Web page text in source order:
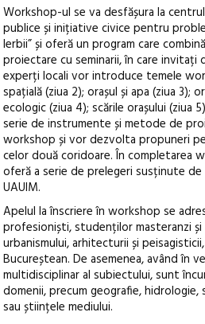
Workshop-ul se va desfășura la
publice și inițiative civice pentru
Ierbii” și oferă un program care
proiectare cu seminarii, în care invitați
experți locali vor introduce temele
spațială (ziua 2); orașul și apa (ziua 3);
ecologic (ziua 4); scările orașului (ziua
serie de instrumente și metode de
workshop și vor dezvolta propuneri
celor două coridoare. În completarea
oferă a serie de prelegeri susținute
UAUIM.
Apelul la înscriere în workshop se
profesioniști, studenților masteranzi
urbanismului, arhitecturii și
Bucureștean. De asemenea, având în
multidisciplinar al subiectului, sunt
domenii, precum geografie,
sau științele mediului.